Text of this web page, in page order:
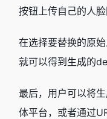
按钮上传自己的人脸
在选择要替换的原
就可以得到生成的
最后，用户可以将
体平台，或者通过